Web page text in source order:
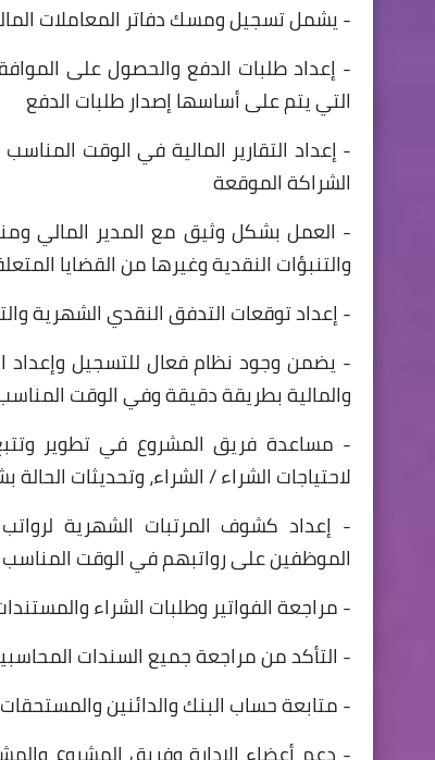
- يشمل تسجيل ومسك دفاتر المعاملات
- إعداد طلبات الدفع والحصول على
التي يتم على أساسها إصدار طلبات الدفع
- إعداد التقارير المالية في الوقت
الشراكة الموقعة
- العمل بشكل وثيق مع المدير المالي
والتنبؤات النقدية وغيرها من القضايا
- إعداد توقعات التدفق النقدي الشهرية
- يضمن وجود نظام فعال للتسجيل وإعداد
والمالية بطريقة دقيقة وفي الوقت
- مساعدة فريق المشروع في تطوير
لاحتياجات الشراء / الشراء، وتحديثات
- إعداد كشوف المرتبات الشهرية
الموظفين على رواتبهم في الوقت المناسب
- مراجعة الفواتير وطلبات الشراء
- التأكد من مراجعة جميع السندات
- متابعة حساب البنك والدائنين